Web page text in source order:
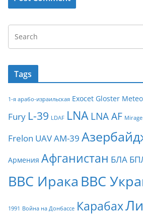
Tags
1-я арабо-израильская Exocet Gloster
Fury L-39 LDAF LNA LNA AF Mirage
Frelon UAVАМ-39
Армения Афганистан БЛА
ВВС Ирака ВВС
1991 Война на Донбассе Карабах